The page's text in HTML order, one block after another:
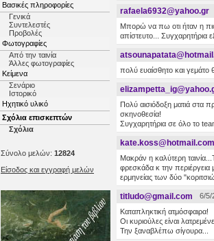
Βασικές πληροφορίες
Γενικά
Συντελεστές
Προβολές
Φωτογραφίες
Από την ταινία
Άλλες φωτογραφίες
Κείμενα
Σενάριο
Ιστορικό
Ηχητικό υλικό
Σχόλια επισκεπτών
Σχόλια
Σύνολο μελών: 12824
Είσοδος και εγγραφή μελών
rafaela6932@yahoo.gr
Μπορώ να πω οτι ήταν η πιο
απίστευτο... Συγχαρητήρια
πολύ ευαίσθητο και γεμάτο
Πολύ αισιόδοξη ματιά στα
σκηνοθεσία!
Συγχαρητήρια σε όλο το
kate.koss@hotmail.com
Μακράν η καλύτερη
φρεσκάδα κ την περιέργεια
ερμηνείας των δύο
titludo@gmail.com
6/5/
Καταπληκτική ατμόσφαιρα!
Οι κυριούλες είναι
Την ξαναβλέπω σίγουρα...